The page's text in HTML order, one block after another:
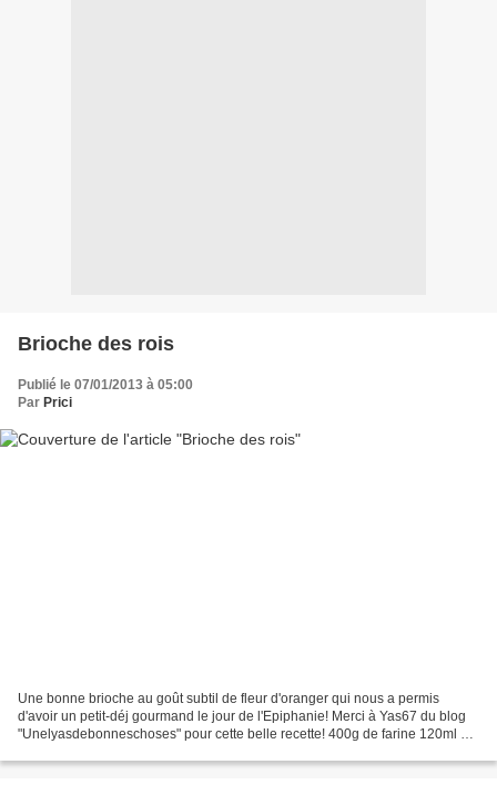
Brioche des rois
Publié le 07/01/2013 à 05:00
Par Prici
Une bonne brioche au goût subtil de fleur d'oranger qui nous a permis
d'avoir un petit-déj gourmand le jour de l'Epiphanie! Merci à Yas67 du blog
"Unelyasdebonneschoses" pour cette belle recette! 400g de farine 120ml de